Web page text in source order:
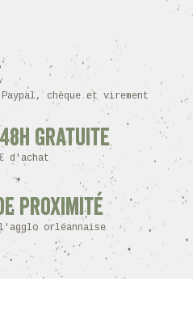
chèque et virement
Gratuite
d'achat
proximité
orléannaise